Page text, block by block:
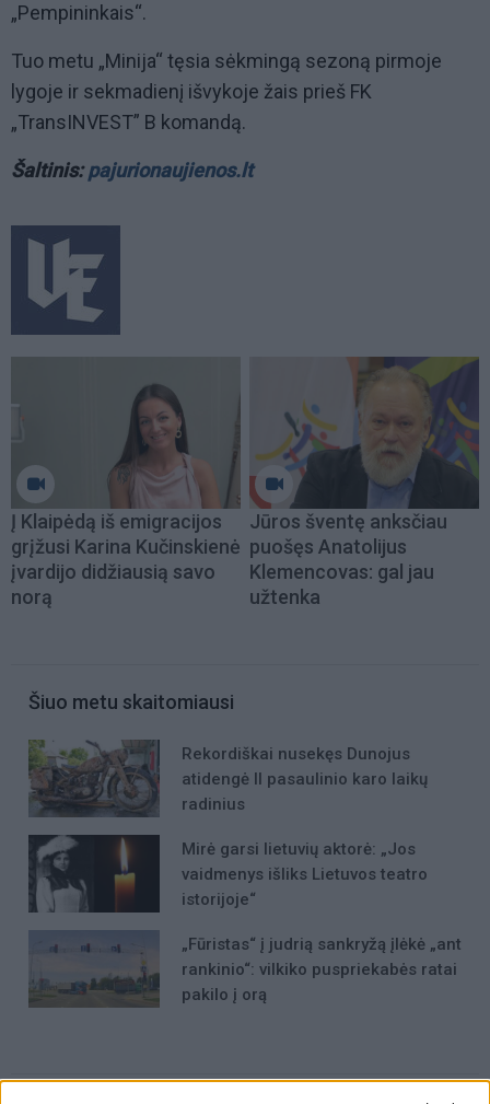
„Pempininkais“.
Tuo metu „Minija“ tęsia sėkmingą sezoną pirmoje
lygoje ir sekmadienį išvykoje žais prieš FK
„TransINVEST” B komandą.
Šaltinis: pajurionaujienos.lt
Į Klaipėdą iš emigracijos
grįžusi Karina Kučinskienė
įvardijo didžiausią savo
norą
Jūros šventę anksčiau
puošęs Anatolijus
Klemencovas: gal jau
užtenka
Šiuo metu skaitomiausi
Rekordiškai nusekęs Dunojus
atidengė II pasaulinio karo laikų
radinius
Mirė garsi lietuvių aktorė: „Jos
vaidmenys išliks Lietuvos teatro
istorijoje“
„Fūristas“ į judrią sankryžą įlėkė „ant
rankinio“: vilkiko puspriekabės ratai
pakilo į orą